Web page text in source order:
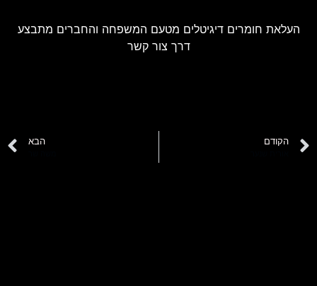
העלאת חומרים דיגיטלים מטעם המשפחה והחברים מתבצע
דרך צור קשר
הקודם הבא